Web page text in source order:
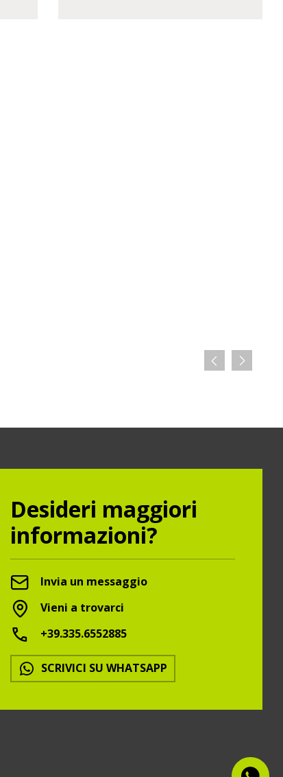
Desideri maggiori
informazioni?
Invia un messaggio
Vieni a trovarci
+39.335.6552885
SCRIVICI SU WHATSAPP